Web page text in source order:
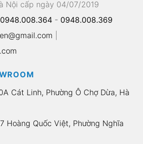
Nội cấp ngày 04/07/2019
0948.008.364 - 0948.008.369
Cát Linh, Phường Ô Chợ Dừa, Hà
Hoàng Quốc Việt, Phường Nghĩa